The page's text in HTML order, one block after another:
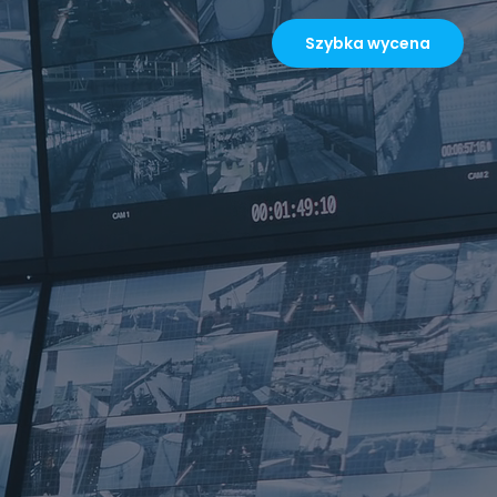
ROZWIĄZANIA DLA BRANŻ
Budowy
Budynki biurowe
Farmy fotowoltaiczne
Hotele i apartamenty
Obiekty handlowe
Osiedla mieszkaniowe
Salony samochodowe i parkingi
Składowiska i recykling odpadów
Szkoły i uczelnie
Szpitale i kliniki
Tereny rozległe i niezabudowane
Szybka wycena